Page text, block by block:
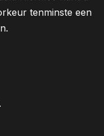
tenminste een